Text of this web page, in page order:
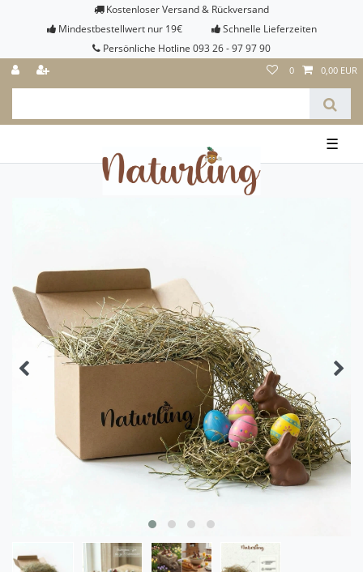
Kostenloser Versand & Rückversand
Mindestbestellwert nur 19€
Schnelle Lieferzeiten
Persönliche Hotline 093 26 - 97 97 90
0 0,00 EUR
☰